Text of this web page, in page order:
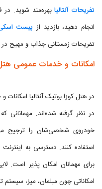
تفریحات آنتالیابهره‌مند شوید. در
انجام دهید، بازدید از پیست اسکی
تفریحات زمستانی جذاب و مهیج
امکانات و خدمات عمومی هتل
در هتل کوزا بوتیک آنتالیا
در نظر گرفته شده‌اند. مهمانانی
خودروی شخصی‌شان را ترجیح
استفاده کنند. دسترسی به
برای مهمانان امکان پذیر است.
امکاناتی چون مبلمان، میز،